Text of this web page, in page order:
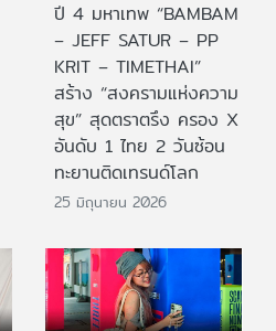
ปี 4 มหาเทพ “BAMBAM
– JEFF SATUR – PP
KRIT – TIMETHAI”
สร้าง “สงครามแห่งความ
สุข” สุดตราตรึง ครอง X
อันดับ 1 ไทย 2 วันซ้อน
ทะยานติดเทรนด์โลก
25 มิถุนายน 2026